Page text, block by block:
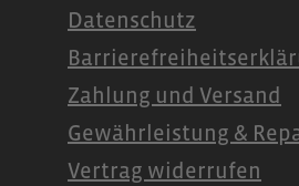
Datenschutz
Zahlung und Versand
Gewährleistung &
Vertrag widerrufen